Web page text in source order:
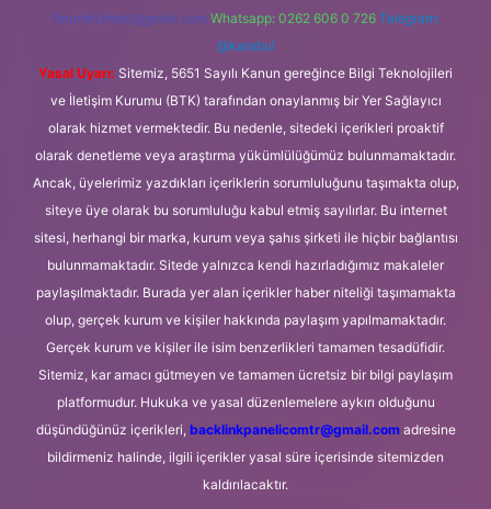
forumhizmeti@gmail.com Whatsapp: 0262 606 0 726 Telegram:
@karabul
Yasal Uyarı: Sitemiz, 5651 Sayılı Kanun gereğince Bilgi Teknolojileri
ve İletişim Kurumu (BTK) tarafından onaylanmış bir Yer Sağlayıcı
olarak hizmet vermektedir. Bu nedenle, sitedeki içerikleri proaktif
olarak denetleme veya araştırma yükümlülüğümüz bulunmamaktadır.
Ancak, üyelerimiz yazdıkları içeriklerin sorumluluğunu taşımakta olup,
siteye üye olarak bu sorumluluğu kabul etmiş sayılırlar. Bu internet
sitesi, herhangi bir marka, kurum veya şahıs şirketi ile hiçbir bağlantısı
bulunmamaktadır. Sitede yalnızca kendi hazırladığımız makaleler
paylaşılmaktadır. Burada yer alan içerikler haber niteliği taşımamakta
olup, gerçek kurum ve kişiler hakkında paylaşım yapılmamaktadır.
Gerçek kurum ve kişiler ile isim benzerlikleri tamamen tesadüfidir.
Sitemiz, kar amacı gütmeyen ve tamamen ücretsiz bir bilgi paylaşım
platformudur. Hukuka ve yasal düzenlemelere aykırı olduğunu
düşündüğünüz içerikleri, backlinkpanelicomtr@gmail.comadresine
bildirmeniz halinde, ilgili içerikler yasal süre içerisinde sitemizden
kaldırılacaktır.